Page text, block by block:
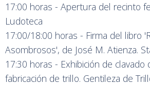
17:00 horas - Apertura del recinto
Ludoteca
17:00/18:00 horas - Firma del libro
Asombrosos', de José M. Atienza.
17:30 horas - Exhibición de clavado
fabricación de trillo. Gentileza de